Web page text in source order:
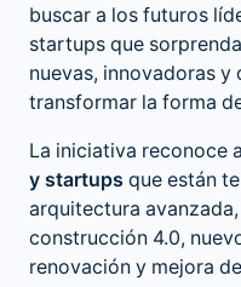
buscar a los futuros
startups que
nuevas, innovadoras
transformar la forma
La iniciativa reconoce
y startups que están
arquitectura
construcción 4.0,
renovación y mejora